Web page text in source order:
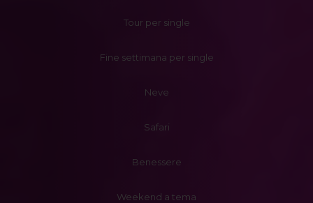
Tour per single
Fine settimana per single
Neve
Safari
Benessere
Weekend a tema